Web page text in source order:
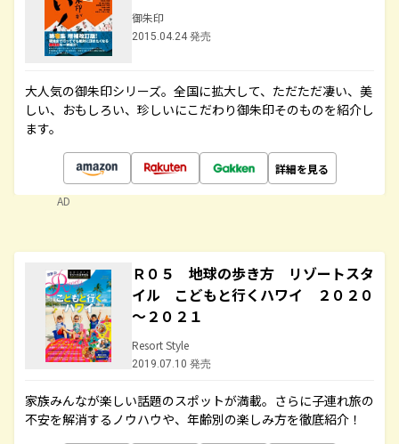
御朱印
2015.04.24 発売
大人気の御朱印シリーズ。全国に拡大して、ただただ凄い、美
しい、おもしろい、珍しいにこだわり御朱印そのものを紹介し
ます。
詳細を見る
AD
Ｒ０５ 地球の歩き方 リゾートスタ
イル こどもと行くハワイ ２０２０
～２０２１
Resort Style
2019.07.10 発売
家族みんなが楽しい話題のスポットが満載。さらに子連れ旅の
不安を解消するノウハウや、年齢別の楽しみ方を徹底紹介！